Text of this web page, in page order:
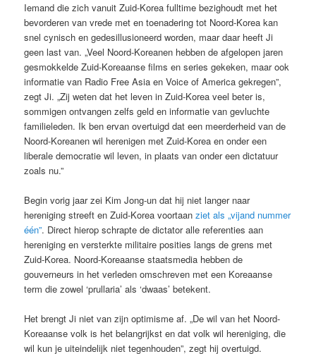
Iemand die zich vanuit Zuid-Korea fulltime bezighoudt met het
bevorderen van vrede met en toenadering tot Noord-Korea kan
snel cynisch en gedesillusioneerd worden, maar daar heeft Ji
geen last van. „Veel Noord-Koreanen hebben de afgelopen jaren
gesmokkelde Zuid-Koreaanse films en series gekeken, maar ook
informatie van Radio Free Asia en Voice of America gekregen”,
zegt Ji. „Zij weten dat het leven in Zuid-Korea veel beter is,
sommigen ontvangen zelfs geld en informatie van gevluchte
familieleden. Ik ben ervan overtuigd dat een meerderheid van de
Noord-Koreanen wil herenigen met Zuid-Korea en onder een
liberale democratie wil leven, in plaats van onder een dictatuur
zoals nu.”
Begin vorig jaar zei Kim Jong-un dat hij niet langer naar
hereniging streeft en Zuid-Korea voortaanziet als „vijand nummer
één”. Direct hierop schrapte de dictator alle referenties aan
hereniging en versterkte militaire posities langs de grens met
Zuid-Korea. Noord-Koreaanse staatsmedia hebben de
gouverneurs in het verleden omschreven met een Koreaanse
term die zowel ‘prullaria’ als ‘dwaas’ betekent.
Het brengt Ji niet van zijn optimisme af. „De wil van het Noord-
Koreaanse volk is het belangrijkst en dat volk wil hereniging, die
wil kun je uiteindelijk niet tegenhouden”, zegt hij overtuigd.